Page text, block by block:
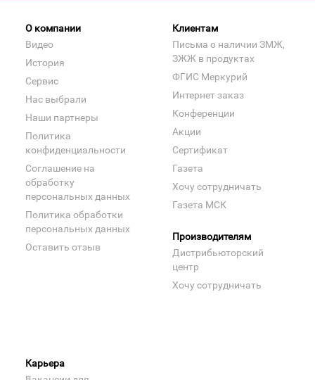
О компании
Видео
История
Сервис
Нас выбрали
Наши партнеры
Политика
конфиденциальности
Соглашение на
обработку
персональных данных
Политика обработки
персональных данных
Оставить отзыв
Клиентам
Письма о наличии ЗМЖ,
ЗЖЖ в продуктах
ФГИС Меркурий
Интернет заказ
Конференции
Акции
Сертификат
Газета
Хочу сотрудничать
Газета МСК
Производителям
Дистрибьюторский
центр
Хочу сотрудничать
Карьера